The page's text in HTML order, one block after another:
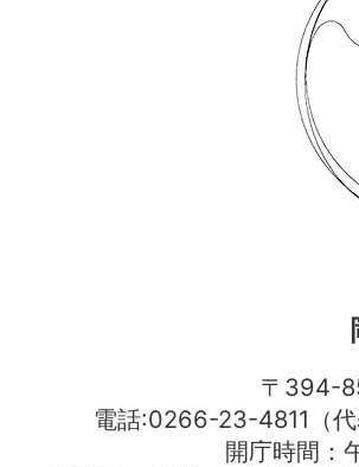
〒394-
電話:0266-23-4811（
開庁時間：